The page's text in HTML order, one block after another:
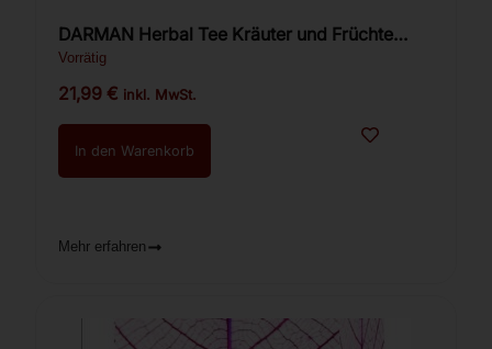
DARMAN Herbal Tee Kräuter und Früchte
Buchbox
Vorrätig
21,99€ inkl. MwSt.
In den Warenkorb
Mehr erfahren